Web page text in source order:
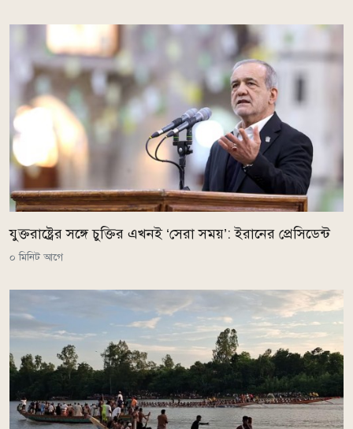
যুক্তরাষ্ট্রের সঙ্গে চুক্তির এখনই ‘সেরা সময়’: ইরানের প্রেসিডেন্ট
০ মিনিট আগে